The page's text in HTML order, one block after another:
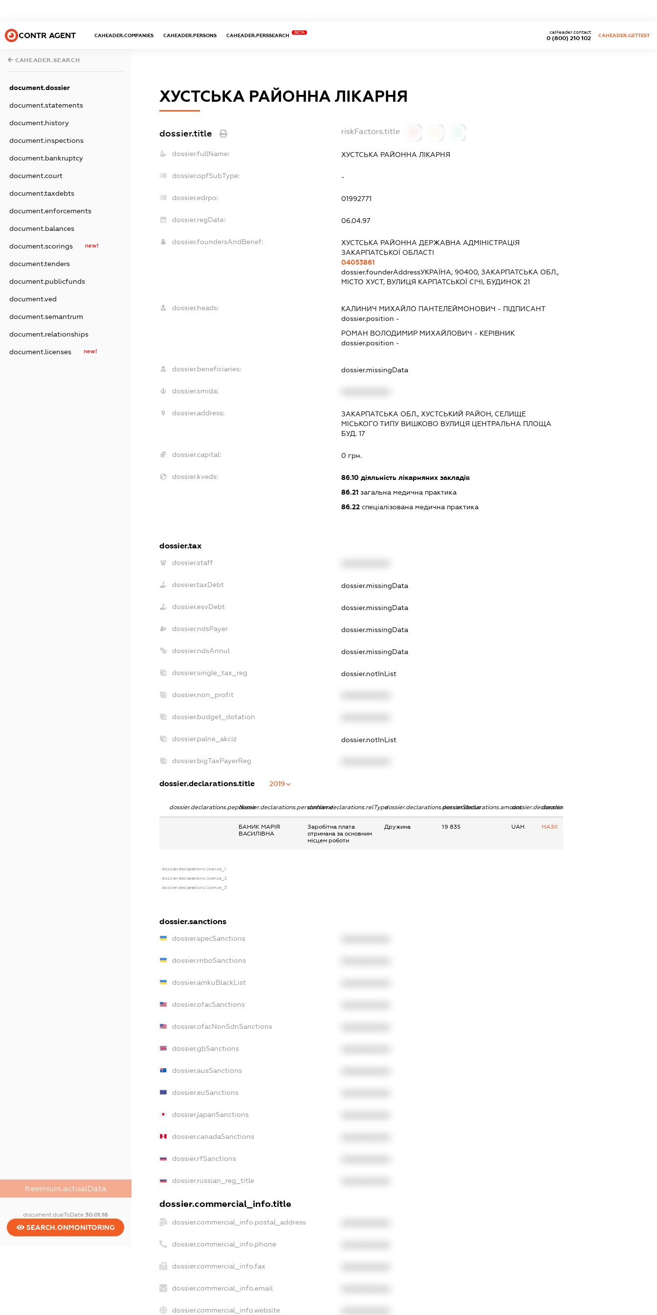
CONTR AGENT CAHEADER.COMPANIES CAHEADER.PERSONS CAHEADER.PERSSEARCH
BETA
0 (800) 210 102
caHeader.contact
CAHEADER.GETTEST
CAHEADER.SEARCH
document.dossier
document.statements
document.history
document.inspections
document.bankruptcy
document.court
document.taxdebts
document.enforcements
document.balances
document.scorings new!
document.tenders
document.publicfunds
document.ved
document.semantrum
document.relationships
document.licenses new!
freemium.actualData
document.dueToDate30.01.18
SEARCH.ONMONITORING
ХУСТСЬКА РАЙОННА ЛІКАРНЯ
dossier.title riskFactors.title
dossier.fullName: ХУСТСЬКА РАЙОННА ЛІКАРНЯ
dossier.opfSubType: -
dossier.edrpo: 01992771
dossier.regDate: 06.04.97
dossier.foundersAndBenef:
ХУСТСЬКА РАЙОННА ДЕРЖАВНА АДМІНІСТРАЦІЯ
ЗАКАРПАТСЬКОЇ ОБЛАСТІ
04053861
dossier.founderAddressУКРАЇНА, 90400, ЗАКАРПАТСЬКА ОБЛ.,
МІСТО ХУСТ, ВУЛИЦЯ КАРПАТСЬКОЇ СІЧІ, БУДИНОК 21
dossier.heads: КАЛИНИЧ МИХАЙЛО ПАНТЕЛЕЙМОНОВИЧ - ПІДПИСАНТ
dossier.position -
РОМАН ВОЛОДИМИР МИХАЙЛОВИЧ - КЕРІВНИК
dossier.position -
dossier.beneficiaries: dossier.missingData
dossier.smida:
dossier.address:
ЗАКАРПАТСЬКА ОБЛ., ХУСТСЬКИЙ РАЙОН, СЕЛИЩЕ
МІСЬКОГО ТИПУ ВИШКОВО ВУЛИЦЯ ЦЕНТРАЛЬНА ПЛОЩА
БУД. 17
dossier.capital: 0 грн.
dossier.kveds: 86.10діяльність лікарняних закладів
86.21загальна медична практика
86.22спеціалізована медична практика
dossier.tax
dossier.staff
dossier.taxDebt dossier.missingData
dossier.esvDebt dossier.missingData
dossier.ndsPayer dossier.missingData
dossier.ndsAnnul dossier.missingData
dossier.single_tax_reg dossier.notInList
dossier.non_profit
dossier.budget_dotation
dossier.palne_akciz dossier.notInList
dossier.bigTaxPayerReg
dossier.declarations.title 2019
dossier.declarations.pepNamedossier.declarations.personNamedossier.declarations.relTypedossier.declarations.personStatusdossier.declarations.amountdossier.declarations.currency
dossier.declarations.source
БАНИК МАРІЯ
ВАСИЛІВНА
Заробітна плата
отримана за основним
місцем роботи
Дружина 19 835 UAH НАЗК
dossier.declarations.license_1
dossier.declarations.license_2
dossier.declarations.license_3
dossier.sanctions
dossier.specSanctions
dossier.rnboSanctions
dossier.amkuBlackList
dossier.ofacSanctions
dossier.ofacNonSdnSanctions
dossier.gbSanctions
dossier.ausSanctions
dossier.euSanctions
dossier.japanSanctions
dossier.canadaSanctions
dossier.rfSanctions
dossier.russian_reg_title
dossier.commercial_info.title
dossier.commercial_info.postal_address
dossier.commercial_info.phone
dossier.commercial_info.fax
dossier.commercial_info.email
dossier.commercial_info.website